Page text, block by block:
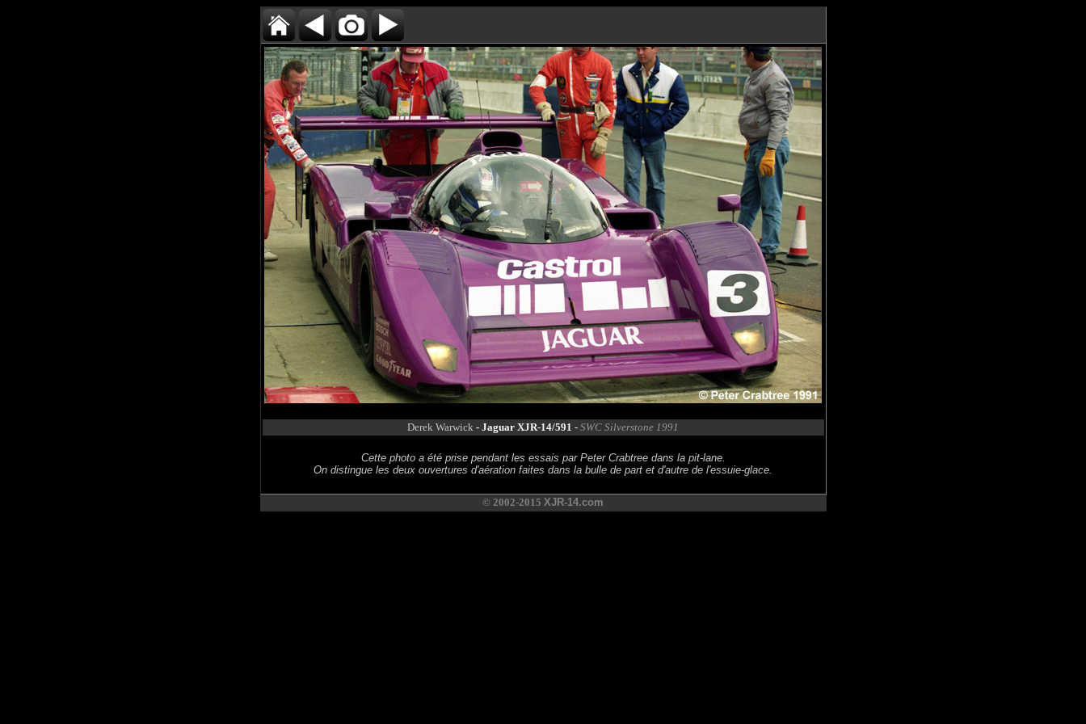
Derek Warwick - Jaguar XJR-14/591 - SWC Silverstone 1991
Cette photo a été prise pendant les essais par Peter Crabtree dans la pit-lane.
On distingue les deux ouvertures d'aération faites dans la bulle de part et d'autre de l'essuie-glace.
© 2002-2015 XJR-14.com